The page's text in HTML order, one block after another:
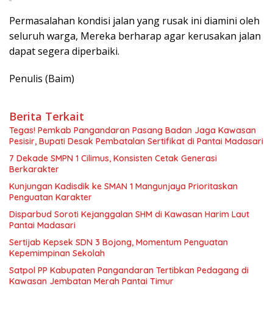
Permasalahan kondisi jalan yang rusak ini diamini oleh
seluruh warga, Mereka berharap agar kerusakan jalan
dapat segera diperbaiki.
Penulis (Baim)
Berita Terkait
Tegas! Pemkab Pangandaran Pasang Badan Jaga Kawasan
Pesisir, Bupati Desak Pembatalan Sertifikat di Pantai Madasari
7 Dekade SMPN 1 Cilimus, Konsisten Cetak Generasi
Berkarakter
Kunjungan Kadisdik ke SMAN 1 Mangunjaya Prioritaskan
Penguatan Karakter
Disparbud Soroti Kejanggalan SHM di Kawasan Harim Laut
Pantai Madasari
Sertijab Kepsek SDN 3 Bojong, Momentum Penguatan
Kepemimpinan Sekolah
Satpol PP Kabupaten Pangandaran Tertibkan Pedagang di
Kawasan Jembatan Merah Pantai Timur